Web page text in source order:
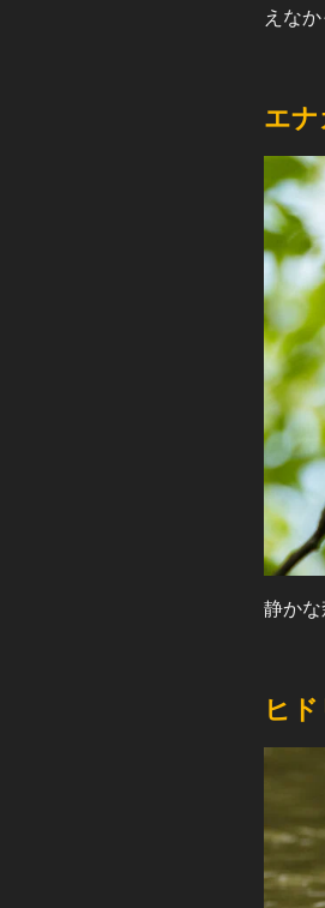
えな
エナ
静かな
ヒ